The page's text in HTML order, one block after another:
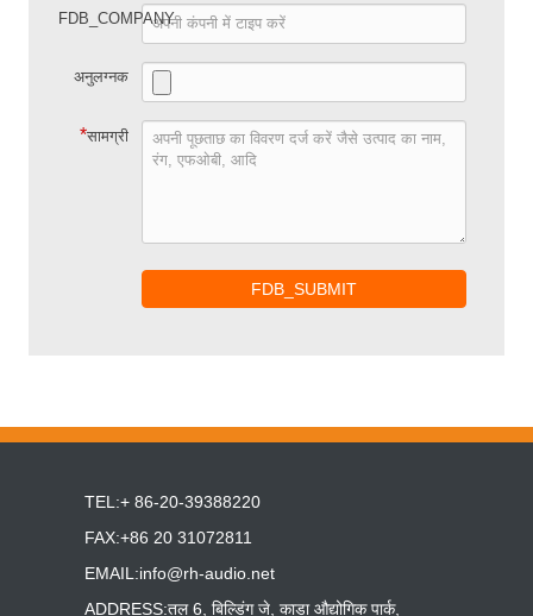
FDB_COMPANY
अनुलग्नक
*सामग्री
FDB_SUBMIT
TEL:+ 86-20-39388220
FAX:+86 20 31072811
EMAIL:info@rh-audio.net
ADDRESS:तल 6, बिल्डिंग जे, काडा औद्योगिक पार्क,